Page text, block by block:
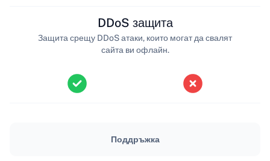
DDoS защита
Защита срещу DDoS атаки, които могат да свалят
сайта ви офлайн.
Поддръжка